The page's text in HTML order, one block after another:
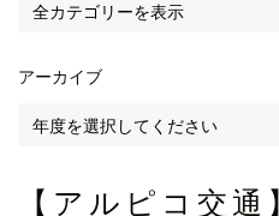
アーカイブ
【アルピコ交